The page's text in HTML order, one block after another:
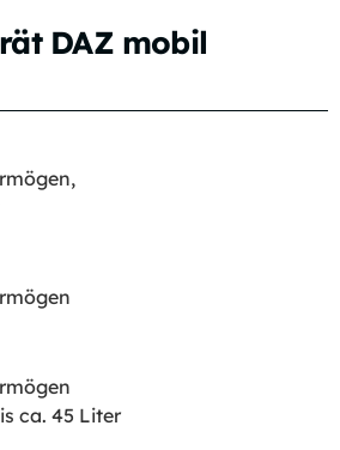
DAZ mobil
ca. 45 Liter